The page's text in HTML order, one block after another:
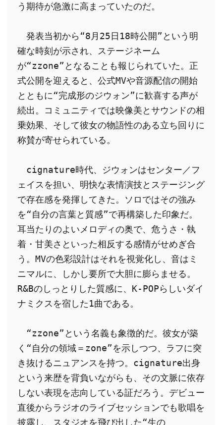
う期待が急激に高まっていたのだ。
発表当初から“8月25日18時公開”という明
確な時刻が示され、ステージネーム
が“zzone”となることも報じられていた。正
式公開を迎えると、公式MVや音源配信の開始
とともに“完成形のジウォン”に歓喜する声が
続出。コミュニティでは映像美とサウンドの相
乗効果、そして彼女の物語性のある立ち回りに
称賛が寄せられている。
cignature時代、ジウォンはセンター／フ
ェイスを担い、明快な表情演技とステージング
で存在感を発揮してきた。ソロではその強み
を“自分の言葉と質感”で再構築した印象だ。
耳当たりのよいメロディの奥で、危うさ・執
着・甘美さといった相反する感情がせめぎ合
う。MVの色彩設計はそれを視覚化し、音はミ
ニマルに、しかし要所で大胆に膨らませる。
R&Bのしっとりした質感に、K-POPらしいダイ
ナミクスを宿した1曲である。
“zzone”という名義も象徴的だ。彼女が築
く“自分の領域＝zone”を示しつつ、ラフに突
き抜けるニュアンスを持つ。cignature出身
という来歴を背負いながらも、その文脈に依存
しない表現を志向している証だろう。デビュー
直後からラジオのライブセッションでも歌唱を
披露し、スタジオを飛び出した“生の